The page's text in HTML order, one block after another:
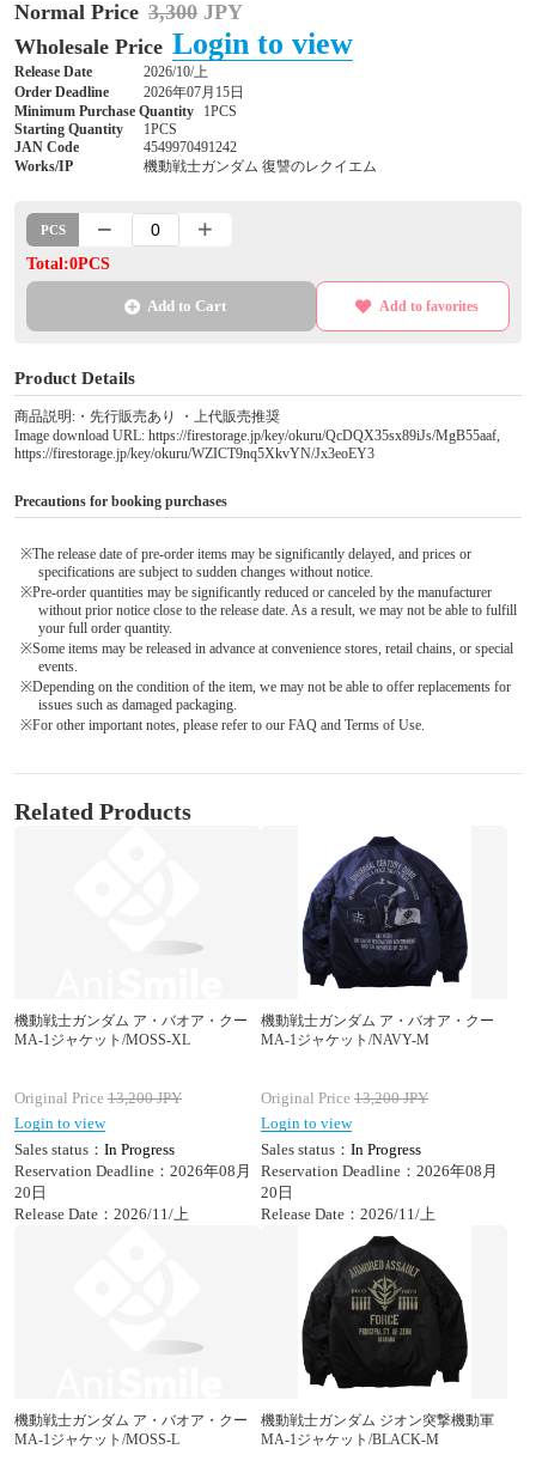
Normal Price 3,300 JPY
Wholesale Price Login to view
Release Date
2026/10/上
Order Deadline
2026年07月15日
Minimum Purchase Quantity
1PCS
Starting Quantity
1PCS
JAN Code
4549970491242
Works/IP
機動戦士ガンダム 復讐のレクイエム
PCS
Total:0PCS
Add to Cart Add to favorites
Product Details
商品説明:・先行販売あり ・上代販売推奨
Image download URL: https://firestorage.jp/key/okuru/QcDQX35sx89iJs/MgB55aaf,
https://firestorage.jp/key/okuru/WZICT9nq5XkvYN/Jx3eoEY3
Precautions for booking purchases
※The release date of pre-order items may be significantly delayed, and prices or
specifications are subject to sudden changes without notice.
※Pre-order quantities may be significantly reduced or canceled by the manufacturer
without prior notice close to the release date. As a result, we may not be able to fulfill
your full order quantity.
※Some items may be released in advance at convenience stores, retail chains, or special
events.
※Depending on the condition of the item, we may not be able to offer replacements for
issues such as damaged packaging.
※For other important notes, please refer to our FAQ and Terms of Use.
Related Products
機動戦士ガンダム ア・バオア・クー
MA-1ジャケット/MOSS-XL
Original Price 13,200JPY
Login to view
Sales status： In Progress
Reservation Deadline：2026年08月
20日
Release Date：2026/11/上
機動戦士ガンダム ア・バオア・クー
MA-1ジャケット/NAVY-M
Original Price 13,200JPY
Login to view
Sales status： In Progress
Reservation Deadline：2026年08月
20日
Release Date：2026/11/上
機動戦士ガンダム ア・バオア・クー
MA-1ジャケット/MOSS-L
機動戦士ガンダム ジオン突撃機動軍
MA-1ジャケット/BLACK-M